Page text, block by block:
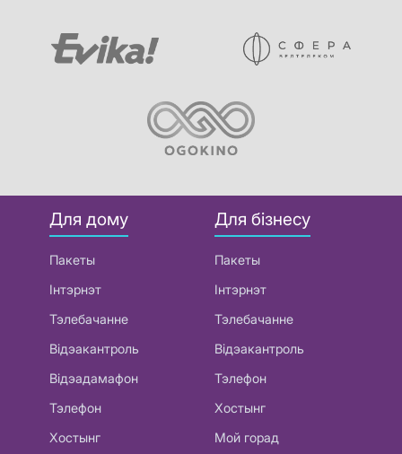
Для дому
Пакеты
Інтэрнэт
Тэлебачанне
Відэакантроль
Відэадамафон
Тэлефон
Хостынг
Для бізнесу
Пакеты
Інтэрнэт
Тэлебачанне
Відэакантроль
Тэлефон
Хостынг
Мой горад